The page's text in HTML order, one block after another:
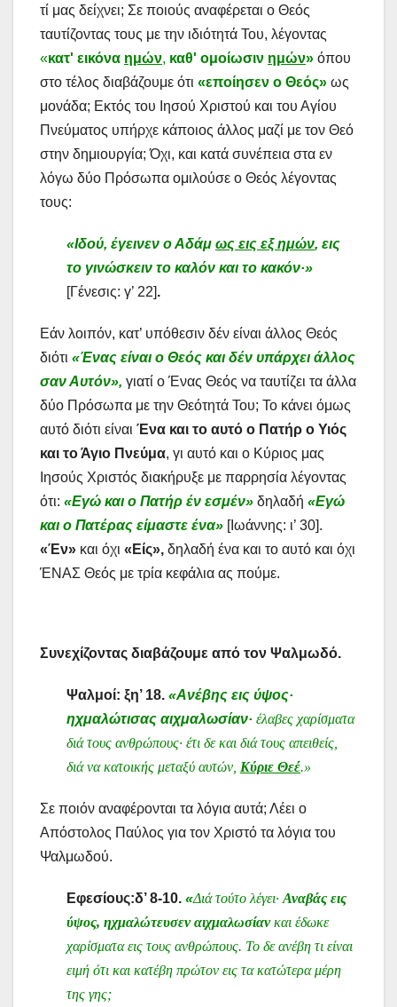
τί μας δείχνει; Σε ποιούς αναφέρεται ο Θεός
ταυτίζοντας τους με την ιδιότητά Του, λέγοντας
«κατ' εικόνα ημών, καθ' ομοίωσιν ημών» όπου
στο τέλος διαβάζουμε ότι «εποίησεν ο Θεός» ως
μονάδα; Εκτός του Ιησού Χριστού και του Αγίου
Πνεύματος υπήρχε κάποιος άλλος μαζί με τον Θεό
στην δημιουργία; Όχι, και κατά συνέπεια στα εν
λόγω δύο Πρόσωπα ομιλούσε ο Θεός λέγοντας
τους:
«Ιδού, έγεινεν ο Αδάμ ως εις εξ ημών, εις
το γινώσκειν το καλόν και το κακόν·»
[Γένεσις: γ’ 22].
Εάν λοιπόν, κατ’ υπόθεσιν δέν είναι άλλος Θεός
διότι «Ένας είναι ο Θεός και δέν υπάρχει άλλος
σαν Αυτόν», γιατί ο Ένας Θεός να ταυτίζει τα άλλα
δύο Πρόσωπα με την Θεότητά Του; Το κάνει όμως
αυτό διότι είναι Ένα και το αυτό ο Πατήρ ο Υιός
και το Άγιο Πνεύμα, γι αυτό και ο Κύριος μας
Ιησούς Χριστός διακήρυξε με παρρησία λέγοντας
ότι: «Εγώ και ο Πατήρ έν εσμέν» δηλαδή «Εγώ
και ο Πατέρας είμαστε ένα» [Ιωάννης: ι’ 30].
«Έν» και όχι «Είς», δηλαδή ένα και το αυτό και όχι
ΈΝΑΣ Θεός με τρία κεφάλια ας πούμε.
Συνεχίζοντας διαβάζουμε από τον Ψαλμωδό.
Ψαλμοί: ξη’ 18. «Ανέβης εις ύψος·
ηχμαλώτισας αιχμαλωσίαν· έλαβες χαρίσματα
διά τους ανθρώπους· έτι δε και διά τους απειθείς,
διά να κατοικής μεταξύ αυτών, Κύριε Θεέ.»
Σε ποιόν αναφέρονται τα λόγια αυτά; Λέει ο
Απόστολος Παύλος για τον Χριστό τα λόγια του
Ψαλμωδού.
Εφεσίους:δ’ 8-10. «Διά τούτο λέγει· Αναβάς εις
ύψος, ηχμαλώτευσεν αιχμαλωσίανκαι έδωκε
χαρίσματα εις τους ανθρώπους. Το δε ανέβη τι είναι
ειμή ότι και κατέβη πρώτον εις τα κατώτερα μέρη
της γης;